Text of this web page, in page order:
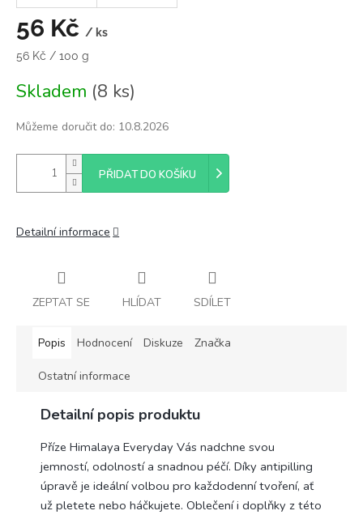
56 Kč / ks
Měrná
56 Kč / 100 g
Skladem (8 ks)
Můžeme doručit do: 10.8.2026
PŘIDAT DO KOŠÍKU
Detailní informace
ZEPTAT SE HLÍDAT SDÍLET
Popis Hodnocení Diskuze Značka
Ostatní informace
Detailní popis produktu
Příze Himalaya Everyday Vás nadchne svou
jemností, odolností a snadnou péčí. Díky antipilling
úpravě je ideální volbou pro každodenní tvoření, ať
už pletete nebo háčkujete. Oblečení i doplňky z této